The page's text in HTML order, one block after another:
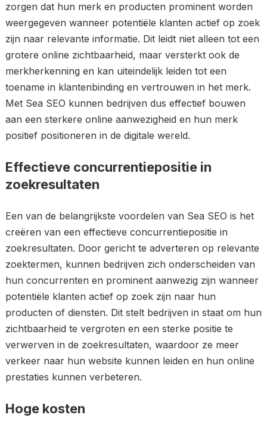
zorgen dat hun merk en producten prominent worden
weergegeven wanneer potentiële klanten actief op zoek
zijn naar relevante informatie. Dit leidt niet alleen tot een
grotere online zichtbaarheid, maar versterkt ook de
merkherkenning en kan uiteindelijk leiden tot een
toename in klantenbinding en vertrouwen in het merk.
Met Sea SEO kunnen bedrijven dus effectief bouwen
aan een sterkere online aanwezigheid en hun merk
positief positioneren in de digitale wereld.
Effectieve concurrentiepositie in
zoekresultaten
Een van de belangrijkste voordelen van Sea SEO is het
creëren van een effectieve concurrentiepositie in
zoekresultaten. Door gericht te adverteren op relevante
zoektermen, kunnen bedrijven zich onderscheiden van
hun concurrenten en prominent aanwezig zijn wanneer
potentiële klanten actief op zoek zijn naar hun
producten of diensten. Dit stelt bedrijven in staat om hun
zichtbaarheid te vergroten en een sterke positie te
verwerven in de zoekresultaten, waardoor ze meer
verkeer naar hun website kunnen leiden en hun online
prestaties kunnen verbeteren.
Hoge kosten